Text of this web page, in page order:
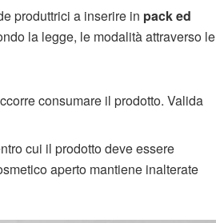
produttrici a inserire in pack ed
la legge, le modalità attraverso le
consumare il prodotto. Valida
cui il prodotto deve essere
aperto mantiene inalterate